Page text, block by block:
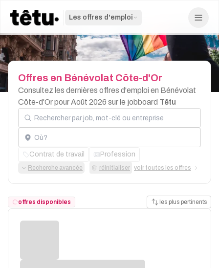
Les offres d'emploi
Offres en Bénévolat Côte-d'Or
Consultez les dernières offres d'emploi en Bénévolat
Côte-d'Or pour Août 2026 sur le jobboard Têtu
Rechercher par job, mot-clé ou entreprise
Localisation
Contrat de travail Profession
Recherche avancée réinitialiser voir toutes les offres
offres disponibles les plus pertinents